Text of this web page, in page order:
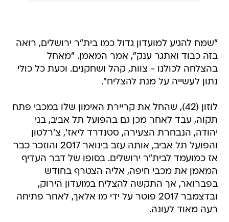
"שמח להגיע למועדון גדול כמו בית"ר ירושלים, רואה
בזה כבוד ואתגר ענק", אמר המאמן. "מאחל
בהצלחה לכולנו - צוות, קהל ושחקנים. וכעת כל כולי
נתון לעשייה על מנת להצליח".
לוזון (42), שהחל את קריירת האימון שלו במכבי פתח
תקוה, עבד לאחר מכן גם בהפועל תל אביב, בני
יהודה, הנבחרת הצעירה, סטנדרד ליאז', צ'רלטון
והפועל תל אביב, אותה עזב בינואר 2017 והוזכר כבר
אז כמועמד לבית"ר ירושלים. בסופו של דבר העדיף
המאמן את מכבי חיפה, אליה הצטרף בחודש
בפברואר, אך התקשה להצליח במועדון הירוק,
ובדצמבר 2017 פוטר על ידי מו אלאך, לאחר פתיחה
רעה מאוד לעונה.